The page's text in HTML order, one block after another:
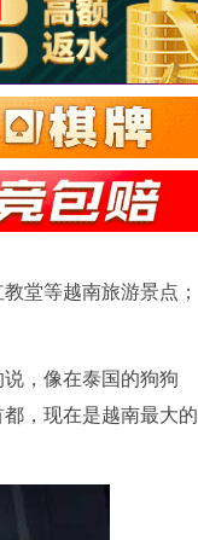
堂等越南旅游景点；
，像在泰国的狗狗
，现在是越南最大的